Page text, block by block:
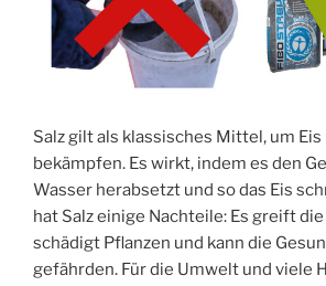
Salz gilt als klassisches Mittel, um Eis
bekämpfen. Es wirkt, indem es den
Wasser herabsetzt und so das Eis
hat Salz einige Nachteile: Es greift die
schädigt Pflanzen und kann die
gefährden. Für die Umwelt und viele